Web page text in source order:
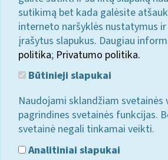
sutikimą bet kada galėsite
interneto naršyklės nustatymus
įrašytus slapukus. Daugiau
politika; Privatumo politika.
Būtinieji slapukai
Naudojami sklandžiam svetainės
pagrindines svetainės funkcijas.
svetainė negali tinkamai veikti.
Analitiniai slapukai